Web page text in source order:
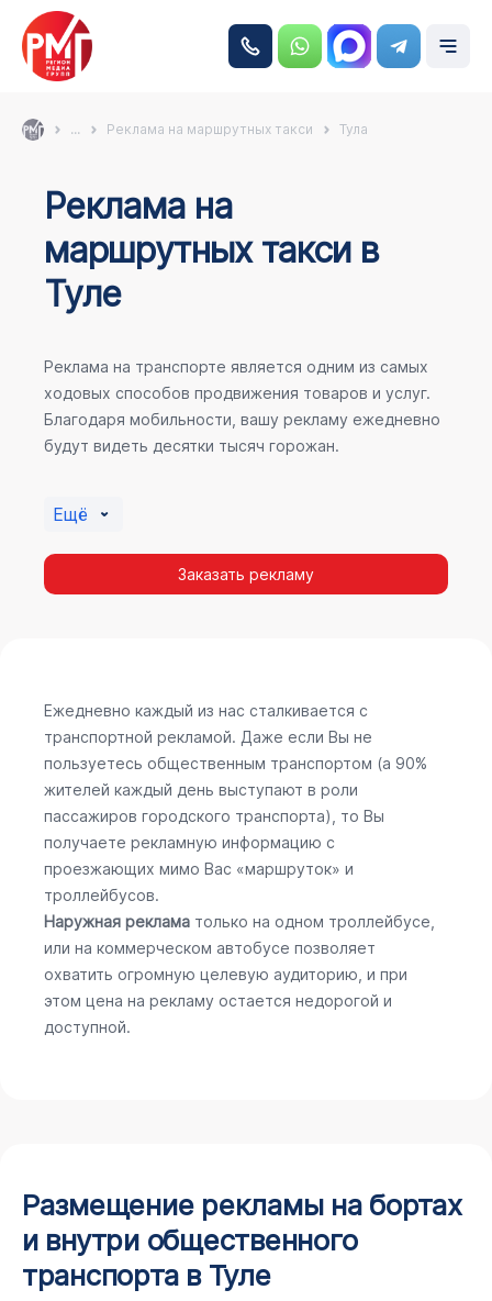
... Реклама на маршрутных такси Тула
Реклама на
маршрутных такси в
Туле
Реклама на транспорте является одним из самых
ходовых способов продвижения товаров и услуг.
Благодаря мобильности, вашу рекламу ежедневно
будут видеть десятки тысяч горожан.
Ещё
Заказать рекламу
Ежедневно каждый из нас сталкивается с
транспортной рекламой. Даже если Вы не
пользуетесь общественным транспортом (а 90%
жителей каждый день выступают в роли
пассажиров городского транспорта), то Вы
получаете рекламную информацию с
проезжающих мимо Вас «маршруток» и
троллейбусов.
Наружная реклама только на одном троллейбусе,
или на коммерческом автобусе позволяет
охватить огромную целевую аудиторию, и при
этом цена на рекламу остается недорогой и
доступной.
Размещение рекламы на бортах
и внутри общественного
транспорта в Туле